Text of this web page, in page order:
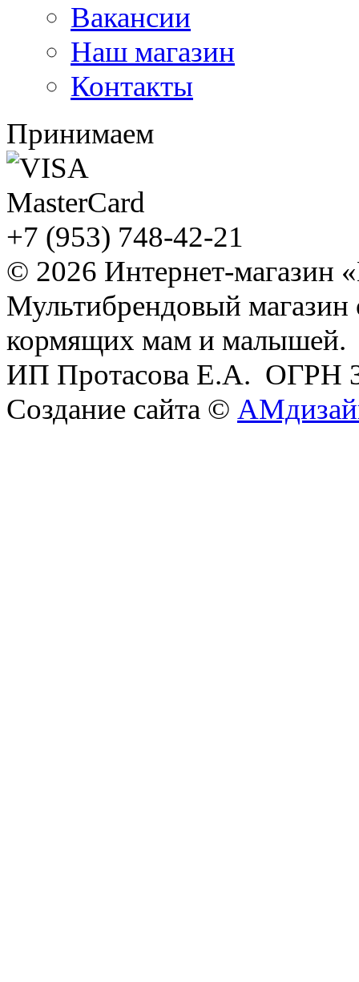
Вакансии
Наш магазин
Контакты
Принимаем
+7 (953) 748-42-21
© 2026 Интернет-магазин
Мультибрендовый
кормящих мам и малышей.
ИП Протасова Е.А. ОГРН
Создание сайта ©